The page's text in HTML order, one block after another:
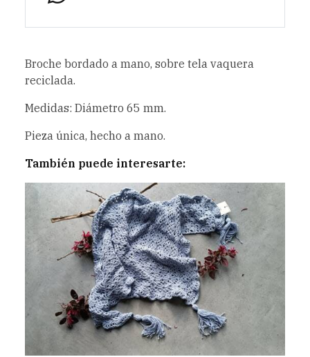
Broche bordado a mano, sobre tela vaquera
reciclada.
Medidas: Diámetro 65 mm.
Pieza única, hecho a mano.
También puede interesarte: